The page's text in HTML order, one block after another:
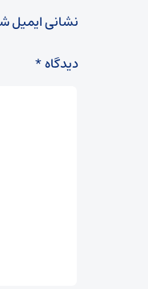
نشانی ایمیل
دیدگاه*